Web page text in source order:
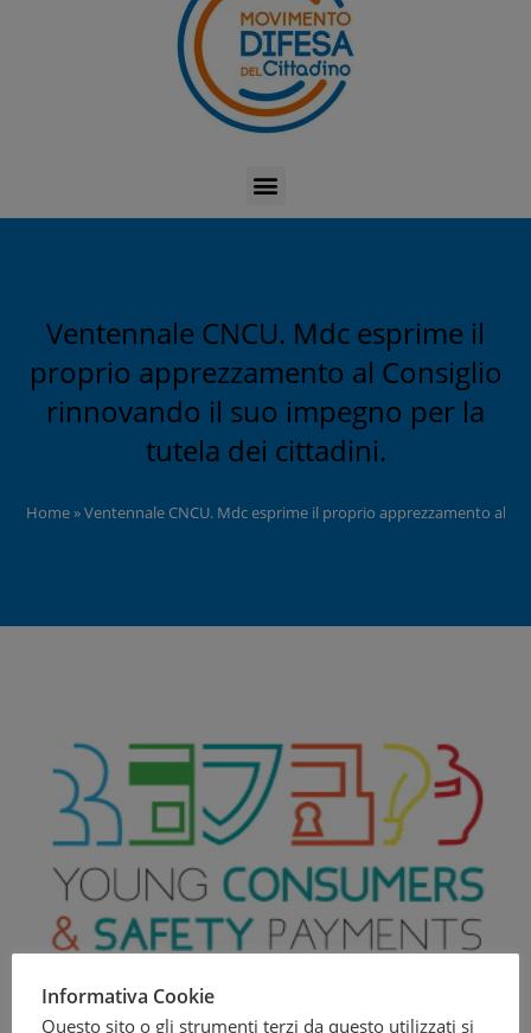
Ventennale CNCU. Mdc esprime il
proprio apprezzamento al Consiglio
rinnovando il suo impegno per la
tutela dei cittadini.
Home»Ventennale CNCU. Mdc esprime il proprio apprezzamento al
Informativa Cookie
Questo sito o gli strumenti terzi da questo utilizzati si